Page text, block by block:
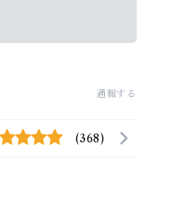
通報する
(368)